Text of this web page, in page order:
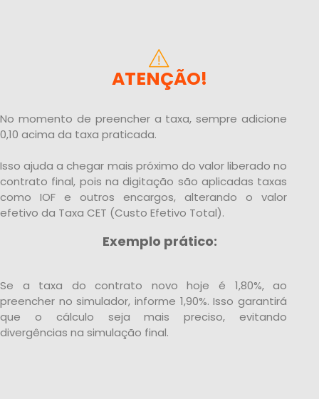
ATENÇÃO!
No momento de preencher a taxa, sempre adicione
0,10 acima da taxa praticada.
Isso ajuda a chegar mais próximo do valor liberado no
contrato final, pois na digitação são aplicadas taxas
como IOF e outros encargos, alterando o valor
efetivo da Taxa CET (Custo Efetivo Total).
Exemplo prático:
Se a taxa do contrato novo hoje é 1,80%, ao
preencher no simulador, informe 1,90%. Isso garantirá
que o cálculo seja mais preciso, evitando
divergências na simulação final.